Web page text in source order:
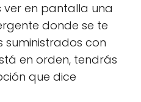
ver en pantalla una
donde se te
suministrados con
en orden, tendrás
que dice